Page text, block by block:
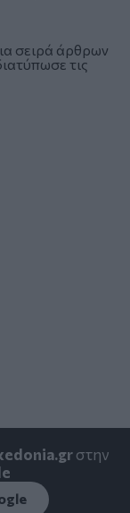
σειρά άρθρων
τις
στην